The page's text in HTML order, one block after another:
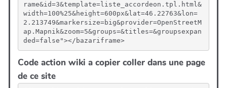
rame&id=3&template=liste_accordeon.tpl.html&
width=100%25&height=600px&lat=46.22763&lon=
2.213749&markersize=big&provider=OpenStreetM
ap.Mapnik&zoom=5&groups=&titles=&groupsexpan
ded=false"></bazariframe>
Code action wiki a copier coller dans une page
de ce site